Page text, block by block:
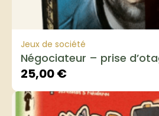
Jeux de société
Négociateur – prise
25,00€